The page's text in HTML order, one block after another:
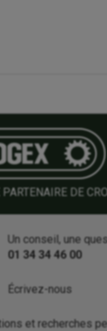
PARTENAIRE DE
Un conseil, une
01 34 34 46 00
Écrivez-nous
et recherches